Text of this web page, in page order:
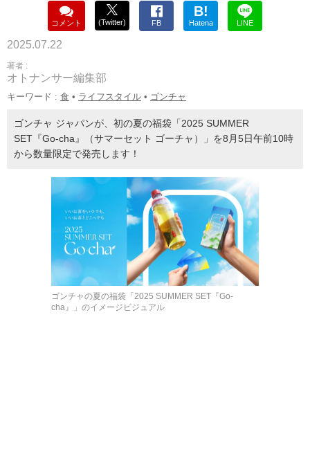
コメント (Twitter) FB
B!
Hatena LINE
2025.07.22
著者 :
オトナンサー編集部
キーワード : 食 • ライフスタイル • ゴンチャ
ゴンチャ ジャパンが、初の夏の福袋「2025 SUMMER
SET『Go-cha』（サマーセット ゴーチャ）」を8月5日午前10時
から数量限定で発売します！
ゴンチャの夏の福袋「2025 SUMMER SET『Go-
cha』」のイメージビジュアル